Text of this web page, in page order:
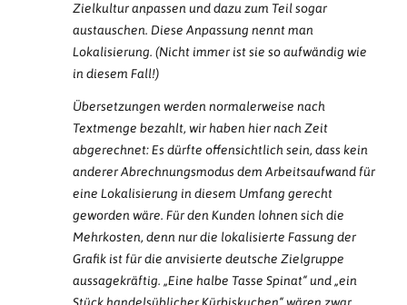
Zielkultur anpassen und dazu zum Teil sogar
austauschen. Diese Anpassung nennt man
Lokalisierung. (Nicht immer ist sie so aufwändig wie
in diesem Fall!)
Übersetzungen werden normalerweise nach
Textmenge bezahlt, wir haben hier nach Zeit
abgerechnet: Es dürfte offensichtlich sein, dass kein
anderer Abrechnungsmodus dem Arbeitsaufwand für
eine Lokalisierung in diesem Umfang gerecht
geworden wäre. Für den Kunden lohnen sich die
Mehrkosten, denn nur die lokalisierte Fassung der
Grafik ist für die anvisierte deutsche Zielgruppe
aussagekräftig. „Eine halbe Tasse Spinat“ und „ein